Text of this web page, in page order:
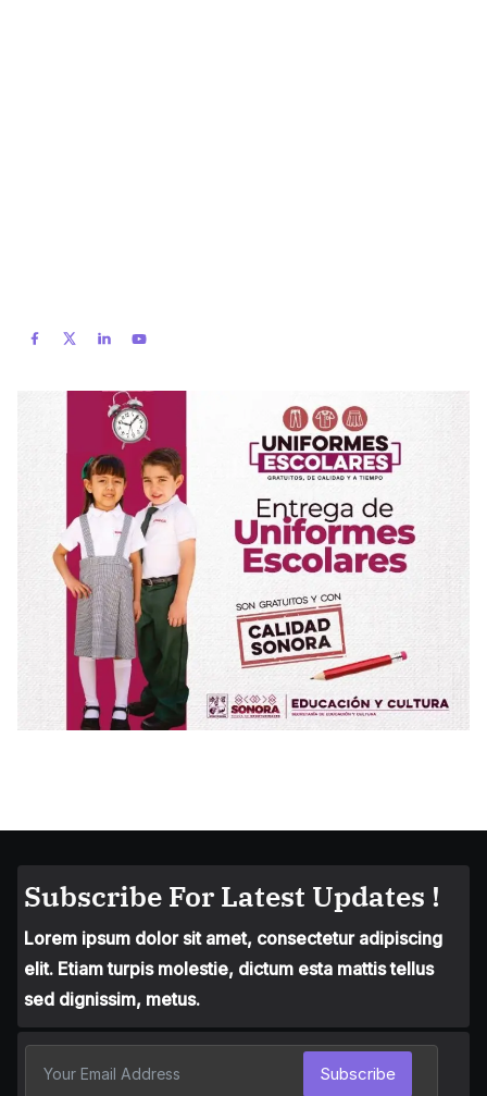
Subscribe For Latest Updates !
Lorem ipsum dolor sit amet, consectetur adipiscing
elit. Etiam turpis molestie, dictum esta mattis tellus
sed dignissim, metus.
Subscribe